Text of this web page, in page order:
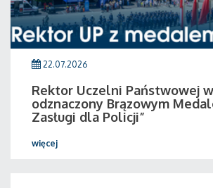
22.07.2026
Rektor Uczelni Państwowej
odznaczony Brązowym
Zasługi dla Policji”
więcej